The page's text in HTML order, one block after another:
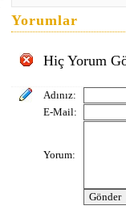
Yorumlar
Hiç Yorum
Adınız:
E-Mail:
Yorum: